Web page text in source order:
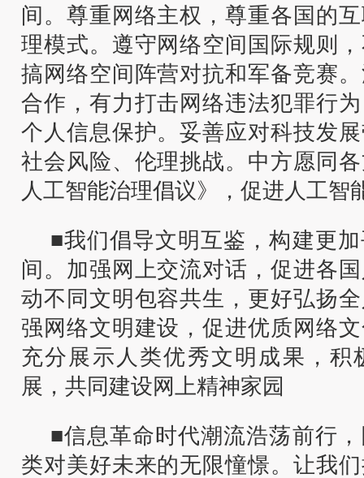
间。尊重网络主权，尊重各国的
理模式。遵守网络空间国际规则
搞网络空间阵营对抗和军备竞赛
合作，有力打击网络违法犯罪行
个人信息保护。妥善应对科技发
社会风险、伦理挑战。中方愿同
人工智能治理倡议》，促进人工智
■我们倡导文明互鉴，构建更
间。加强网上交流对话，促进各
动不同文明包容共生，更好弘扬
强网络文明建设，促进优质网络
充分展示人类优秀文明成果，积
展，共同建设网上精神家园
■信息革命时代潮流浩荡前行
类对美好未来的无限憧憬。让我